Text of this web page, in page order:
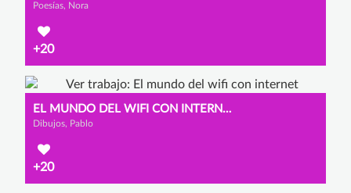
Poesías, Nora
+20
EL MUNDO DEL WIFI CON INTERNET
Dibujos, Pablo
+20